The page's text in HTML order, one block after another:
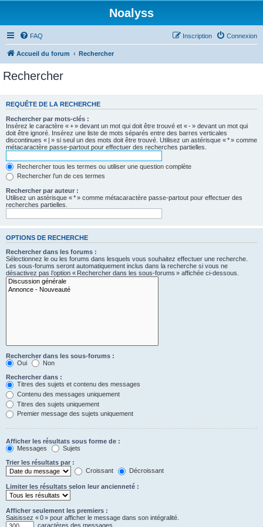
Noalyss
FAQ Connexion
Inscription
Accueil du forum Rechercher
Rechercher
REQUÊTE DE LA RECHERCHE
Rechercher par mots-clés :
Insérez le caractère « + » devant un mot qui doit être trouvé et « - » devant un mot qui
doit être ignoré. Insérez une liste de mots séparés entre des barres verticales
discontinues « | » si seul un des mots doit être trouvé. Utilisez un astérisque « * » comme
métacaractère passe-partout pour effectuer des recherches partielles.
Rechercher tous les termes ou utiliser une question complète
Rechercher l’un de ces termes
Rechercher par auteur :
Utilisez un astérisque « * » comme métacaractère passe-partout pour effectuer des
recherches partielles.
OPTIONS DE RECHERCHE
Rechercher dans les forums :
Sélectionnez le ou les forums dans lesquels vous souhaitez effectuer une recherche.
Les sous-forums seront automatiquement inclus dans la recherche si vous ne
désactivez pas l’option « Rechercher dans les sous-forums » affichée ci-dessous.
Rechercher dans les sous-forums :
Oui
Non
Rechercher dans :
Titres des sujets et contenu des messages
Contenu des messages uniquement
Titres des sujets uniquement
Premier message des sujets uniquement
Afficher les résultats sous forme de :
Messages
Sujets
Trier les résultats par :
Croissant
Décroissant
Limiter les résultats selon leur ancienneté :
Afficher seulement les premiers :
Saisissez « 0 » pour afficher le message dans son intégralité.
caractères des messages